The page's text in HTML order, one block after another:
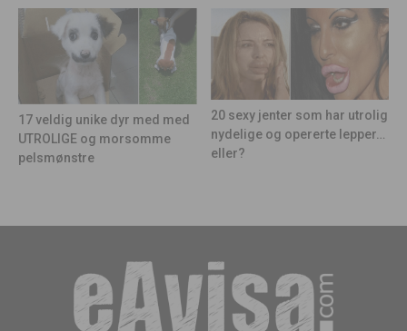
17 veldig unike dyr med med
UTROLIGE og morsomme
pelsmønstre
20 sexy jenter som har utrolig
nydelige og opererte lepper…
eller?